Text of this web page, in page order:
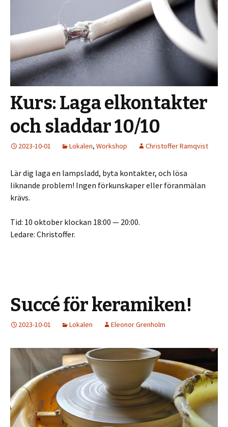
Kurs: Laga elkontakter
och sladdar 10/10
2023-10-01 Lokalen, Workshop Christoffer Ramqvist
Lär dig laga en lampsladd, byta kontakter, och lösa
liknande problem! Ingen förkunskaper eller föranmälan
krävs.
Tid: 10 oktober klockan 18:00 — 20:00.
Ledare: Christoffer.
Succé för keramiken!
2023-10-01 Lokalen Eleonor Grenholm